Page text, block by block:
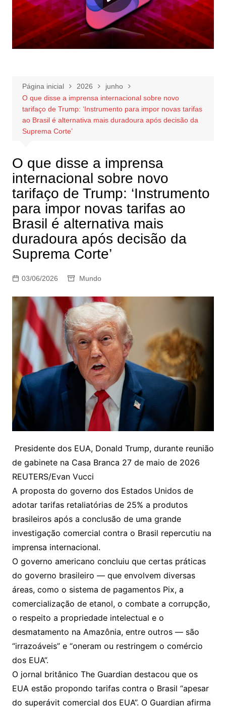
Página inicial 2026
junho
O que disse a imprensa internacional sobre novo
tarifaço de Trump: ‘Instrumento para impor novas tarifas
ao Brasil é alternativa mais duradoura após decisão da
Suprema Corte’
O que disse a imprensa
internacional sobre novo
tarifaço de Trump: ‘Instrumento
para impor novas tarifas ao
Brasil é alternativa mais
duradoura após decisão da
Suprema Corte’
03/06/2026 Mundo
Presidente dos EUA, Donald Trump, durante reunião
de gabinete na Casa Branca 27 de maio de 2026
REUTERS/Evan Vucci
A proposta do governo dos Estados Unidos de
adotar tarifas retaliatórias de 25% a produtos
brasileiros após a conclusão de uma grande
investigação comercial contra o Brasil repercutiu na
imprensa internacional.
O governo americano concluiu que certas práticas
do governo brasileiro — que envolvem diversas
áreas, como o sistema de pagamentos Pix, a
comercialização de etanol, o combate a corrupção,
o respeito a propriedade intelectual e o
desmatamento na Amazônia, entre outros — são
“irrazoáveis” e “oneram ou restringem o comércio
dos EUA”.
O jornal britânico The Guardian destacou que os
EUA estão propondo tarifas contra o Brasil “apesar
do superávit comercial dos EUA”. O Guardian afirma